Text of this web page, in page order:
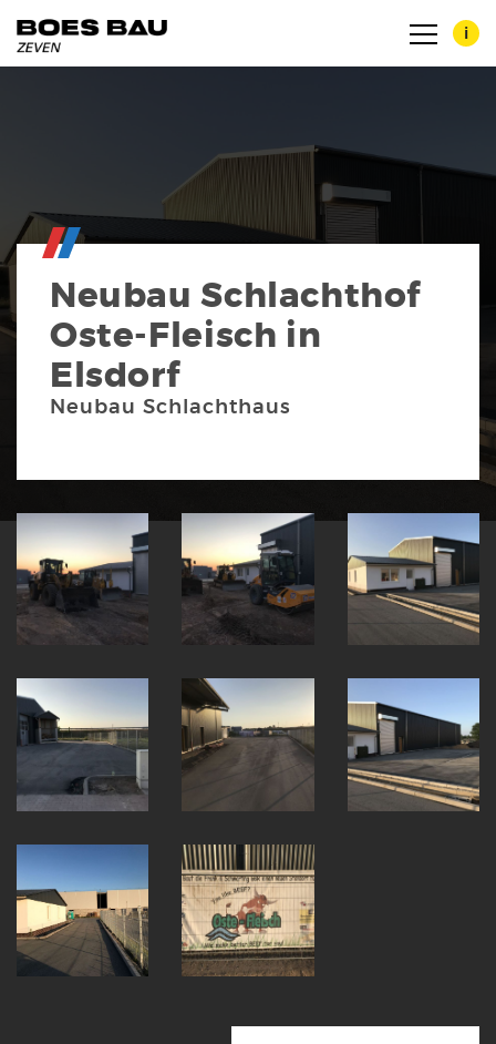
Maschinenpark
i
Neubau Schlachthof
Oste-Fleisch in
Elsdorf
Neubau Schlachthaus